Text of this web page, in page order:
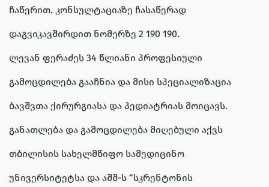
ჩაწერით. კონსულტაციაზე ჩასაწერად
დაგვიკავშირდით ნომერზე 2 190 190.
ლევან ფერაძეს 34 წლიანი პროფესიული
გამოცდილება გააჩნია და მისი სპეციალიზაცია
ბავშვთა ქირურგიასა და პედიატრიას მოიცავს.
განათლება და გამოცდილება მიღებული აქვს
თბილისის სახელმწიფო სამედიცინო
უნივერსიტეტსა და აშშ-ს “სკრენტონის